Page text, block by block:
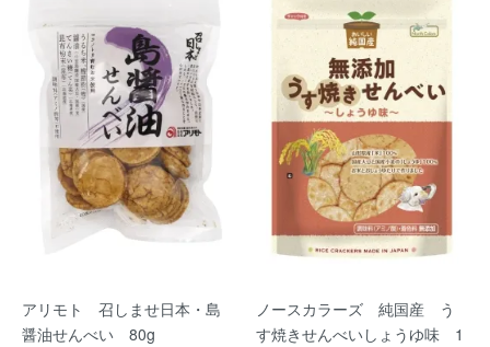
アリモト 召しませ日本・島
醤油せんべい 80g
ノースカラーズ 純国産 う
す焼きせんべいしょうゆ味 1